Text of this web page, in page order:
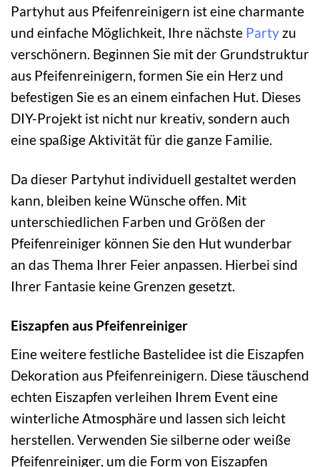
Partyhut aus Pfeifenreinigern ist eine charmante
und einfache Möglichkeit, Ihre nächste Party zu
verschönern. Beginnen Sie mit der Grundstruktur
aus Pfeifenreinigern, formen Sie ein Herz und
befestigen Sie es an einem einfachen Hut. Dieses
DIY-Projekt ist nicht nur kreativ, sondern auch
eine spaßige Aktivität für die ganze Familie.
Da dieser Partyhut individuell gestaltet werden
kann, bleiben keine Wünsche offen. Mit
unterschiedlichen Farben und Größen der
Pfeifenreiniger können Sie den Hut wunderbar
an das Thema Ihrer Feier anpassen. Hierbei sind
Ihrer Fantasie keine Grenzen gesetzt.
Eiszapfen aus Pfeifenreiniger
Eine weitere festliche Bastelidee ist die Eiszapfen
Dekoration aus Pfeifenreinigern. Diese täuschend
echten Eiszapfen verleihen Ihrem Event eine
winterliche Atmosphäre und lassen sich leicht
herstellen. Verwenden Sie silberne oder weiße
Pfeifenreiniger, um die Form von Eiszapfen